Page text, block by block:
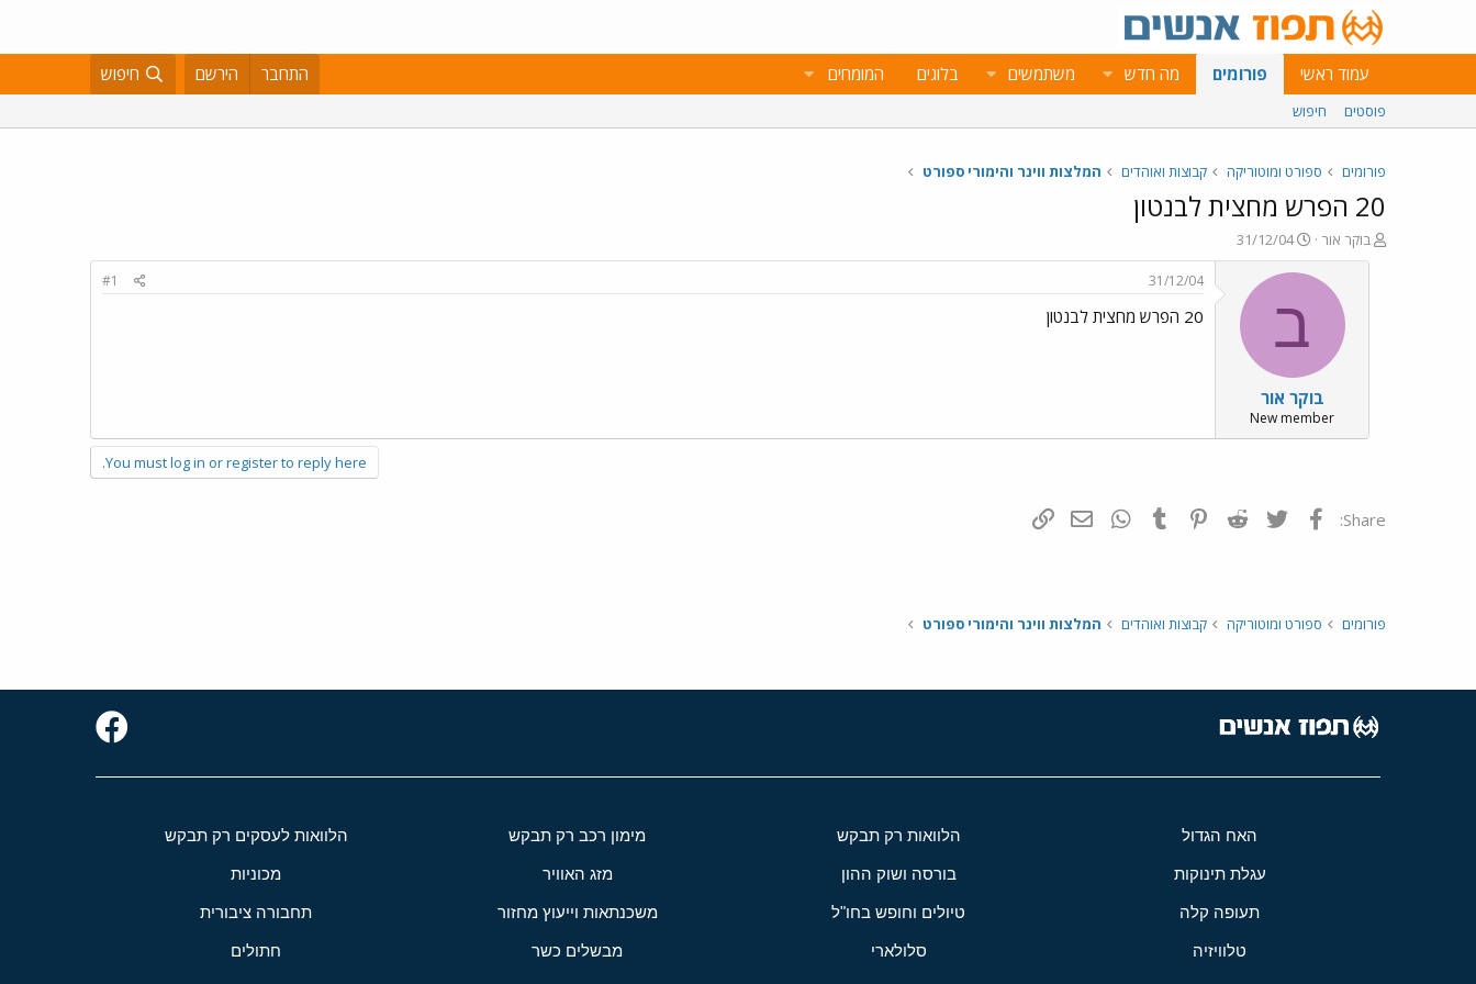
עמוד ראשי פורומים מה חדש משתמשים בלוגים המומחים התחבר הירשם חיפוש
פוסטים חיפוש
פורומים ספורט ומוטוריקה קבוצות ואוהדים המלצות ווינר והימורי ספורט
20 הפרש מחצית לבנטון
פ
ו
בוקר אור
פ
ו
ר
ם
ב
א
ר
י
ך
31/12/04
ב
בוקר אור
New member
31/12/04
#1
20 הפרש מחצית לבנטון
You must log in or register to reply here.
Share: פייסבוק Twitter
Reddit
Pinterest
Tumblr
WhatsAppדואר אלקטרוני
פורומים ספורט ומוטוריקה קבוצות ואוהדים המלצות ווינר והימורי ספורט
האח הגדול הלוואות רק תבקש מימון רכב רק תבקש הלוואות לעסקים רק תבקש
עגלת תינוקות בורסה ושוק ההון מזג האוויר מכוניות
תעופה קלה טיולים וחופש בחו"ל משכנתאות וייעוץ מחזור תחבורה ציבורית
טלוויזיה סלולארי מבשלים כשר חתולים